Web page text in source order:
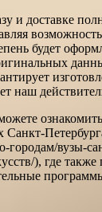
и доставке
будет
наш
Санкт-
городам/вузы-
), где также